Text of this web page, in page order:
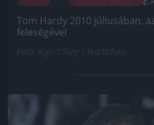
Tom Hardy 2010 júliusában,
feleségével
Jön még